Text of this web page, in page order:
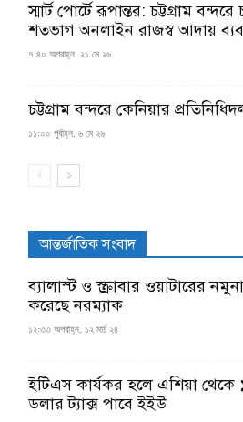
স্মার্ট পোর্টে রূপান্তর: চট্টগ্রাম
শতভাগ অনলাইন রাজস্ব আদায়
৭:৪০ অপরাহ্ন, ২১ মে ২৬
চট্টগ্রাম বন্দরে কেনিয়ার
১১:০০ পূর্বাহ্ন, ৬ মে ২৬
আন্তর্জাতিক সংবাদ
ব্যালাস্ট ও স্ক্রাবার ওয়াটারের
করেছে নরম্যাক
১২:৩৩ অপরাহ্ন, ১২ মার্চ ২৪
ইটিএস কার্যকর হলে এশিয়া
ডলার ট্যাক্স পাবে ইইউ